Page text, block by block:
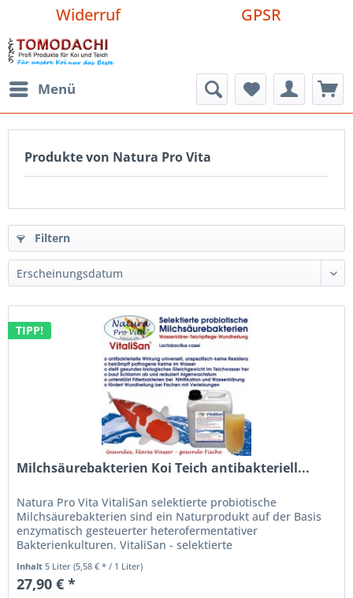
Widerruf GPSR
Menü
Produkte von Natura Pro Vita
Filtern
TIPP!
Milchsäurebakterien Koi Teich antibakteriell...
Natura Pro Vita VitaliSan selektierte probiotische
Milchsäurebakterien sind ein Naturprodukt auf der Basis
enzymatisch gesteuerter heterofermentativer
Bakterienkulturen. VitaliSan - selektierte
Milchsäurebakterien (lactobacillus casei)...
Inhalt5 Liter(5,58 € * / 1 Liter)
27,90 € *